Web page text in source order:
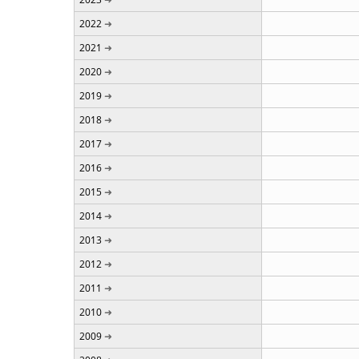
2022
2021
2020
2019
2018
2017
2016
2015
2014
2013
2012
2011
2010
2009